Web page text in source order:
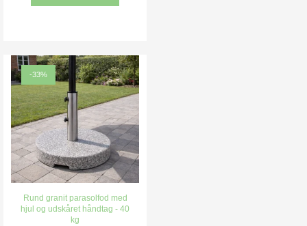
-33%
Rund granit parasolfod med
hjul og udskåret håndtag - 40
kg